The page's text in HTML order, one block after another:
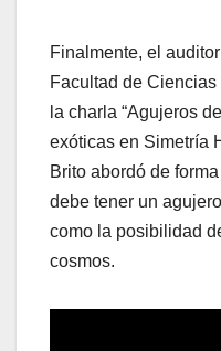
Finalmente, el
Facultad de
la charla “Agujeros
exóticas en Simetría
Brito abordó de
debe tener un
como la posibilidad
cosmos.